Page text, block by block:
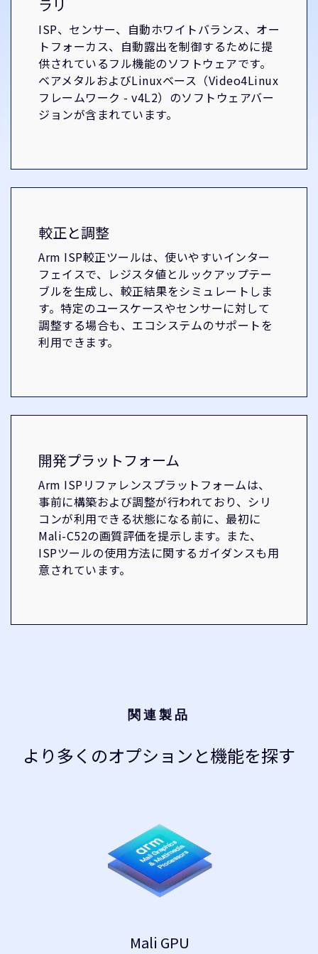
ラリ
ISP、センサー、自動ホワイトバランス、オー
トフォーカス、自動露出を制御するために提
供されているフル機能のソフトウェアです。
ベアメタルおよびLinuxベース（Video4Linux
フレームワーク - v4L2）のソフトウェアバー
ジョンが含まれています。
較正と調整
Arm ISP較正ツールは、使いやすいインター
フェイスで、レジスタ値とルックアップテー
ブルを生成し、較正結果をシミュレートしま
す。特定のユースケースやセンサーに対して
調整する場合も、エコシステムのサポートを
利用できます。
開発プラットフォーム
Arm ISPリファレンスプラットフォームは、
事前に構築および調整が行われており、シリ
コンが利用できる状態になる前に、最初に
Mali-C52の画質評価を提示します。また、
ISPツールの使用方法に関するガイダンスも用
意されています。
関連製品
より多くのオプションと機能を探す
Mali GPU